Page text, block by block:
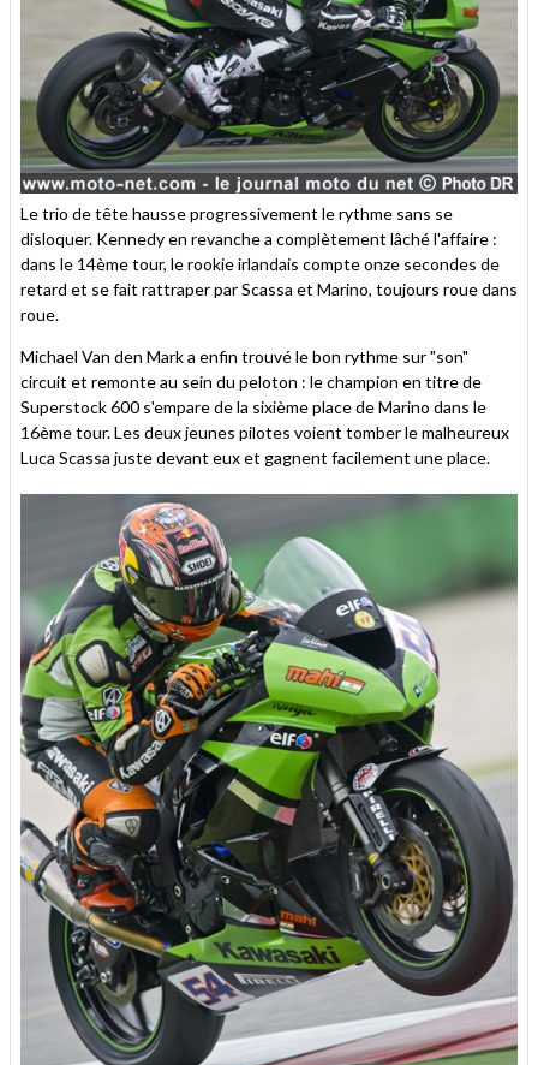
Le trio de tête hausse progressivement le rythme sans se
disloquer. Kennedy en revanche a complètement lâché l'affaire :
dans le 14ème tour, le rookie irlandais compte onze secondes de
retard et se fait rattraper par Scassa et Marino, toujours roue dans
roue.
Michael Van den Mark a enfin trouvé le bon rythme sur "son"
circuit et remonte au sein du peloton : le champion en titre de
Superstock 600 s'empare de la sixième place de Marino dans le
16ème tour. Les deux jeunes pilotes voient tomber le malheureux
Luca Scassa juste devant eux et gagnent facilement une place.